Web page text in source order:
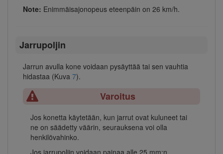
Note: Enimmäisajonopeus eteenpäin on 26 km/h.
Jarrupoljin
Jarrun avulla kone voidaan pysäyttää tai sen vauhtia
hidastaa (Kuva 7).
Varoitus
Jos konetta käytetään, kun jarrut ovat kuluneet tai
ne on säädetty väärin, seurauksena voi olla
henkilövahinko.